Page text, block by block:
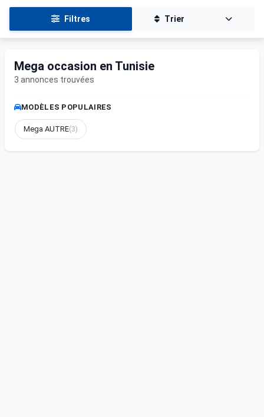
Filtres Trier
Mega occasion en Tunisie
3 annonces trouvées
MODÈLES POPULAIRES
Mega AUTRE(3)